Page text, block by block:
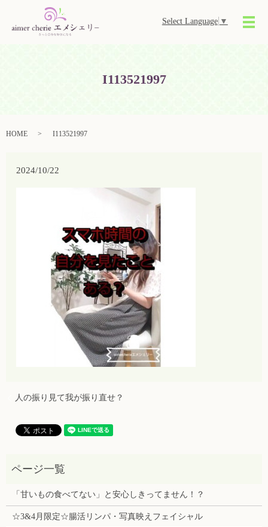
Select Language ▼
メ
I113521997
HOME I113521997
2024/10/22
人の振り見て我が振り直せ？
「甘いもの食べてない」と安心しきってません！？
☆3&4月限定☆腸活リンパ・写真映えフェイシャル